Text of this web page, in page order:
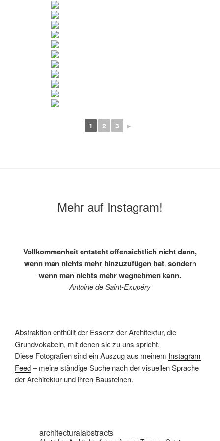
1 2 3 ►
Mehr auf Instagram!
Vollkommenheit entsteht offensichtlich nicht dann,
wenn man nichts mehr hinzuzufügen hat, sondern
wenn man nichts mehr wegnehmen kann.
Antoine de Saint-Exupéry
Abstraktion enthüllt der Essenz der Architektur, die
Grundvokabeln, mit denen sie zu uns spricht.
Diese Fotografien sind ein Auszug aus meinem Instagram
Feed– meine ständige Suche nach der visuellen Sprache
der Architektur und ihren Bausteinen.
architecturalabstracts